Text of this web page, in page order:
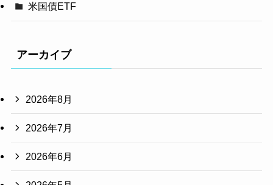
米国債ETF
アーカイブ
2026年8月
2026年7月
2026年6月